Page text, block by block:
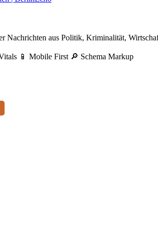
Nachrichten aus Politik, Kriminalität,
📱 Mobile First 🔎 Schema Markup